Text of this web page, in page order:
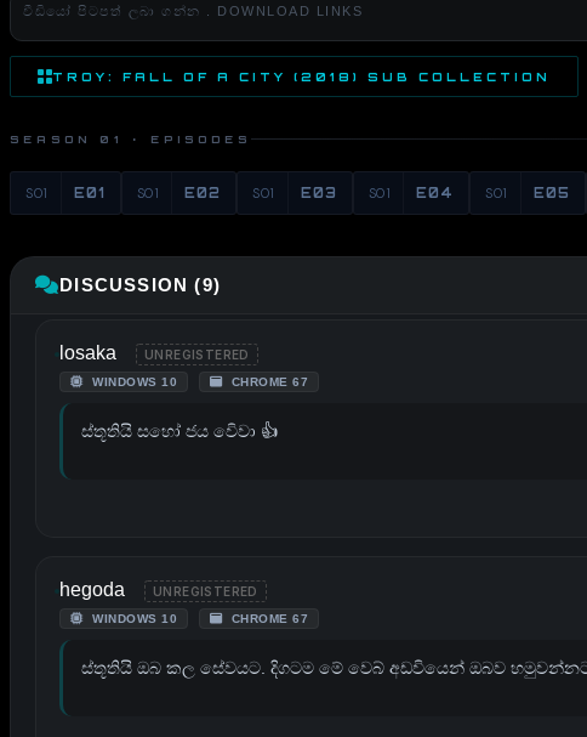
වීඩියෝ පිටපත් ලබා ගන්න . DOWNLOAD LINKS
TROY: FALL OF A CITY (2018) SUB COLLECTION
SEASON 01 · EPISODES
S01 E01 S01 E02 S01 E03 S01 E04 S01 E05
DISCUSSION (9)
losaka UNREGISTERED
WINDOWS 10 CHROME 67
ස්තූතියි සහෝ ජය වෙිවා 👍
hegoda UNREGISTERED
WINDOWS 10 CHROME 67
ස්තූතියි ඔබ කල සේවයට. දිගටම මේ වෙබ් අඩවියෙන් ඔබව හමුවන්නට